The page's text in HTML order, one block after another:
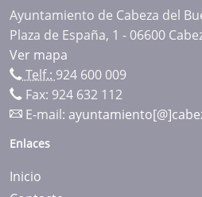
Ayuntamiento de Cabeza del
Plaza de España, 1 - 06600
Ver mapa
Telf.: 924 600 009
Fax: 924 632 112
E-mail:
Enlaces
Inicio